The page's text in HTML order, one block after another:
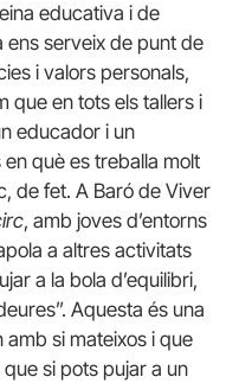
educativa i de
ens serveix de punt de
i valors personals,
que en tots els tallers i
educador i un
què es treballa molt
de fet. A Baró de Viver
, amb joves d’entorns
a altres activitats
a la bola d’equilibri,
Aquesta és una
amb si mateixos i que
si pots pujar a un